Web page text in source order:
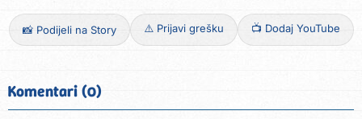
📸 Podijeli na Story ⚠️ Prijavi grešku 📺 Dodaj YouTube
Komentari (0)